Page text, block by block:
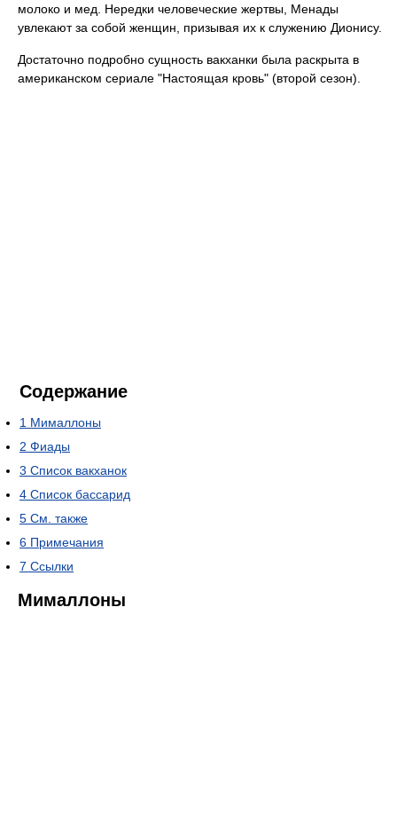
молоко и мед. Нередки человеческие жертвы, Менады
увлекают за собой женщин, призывая их к служению Дионису.
Достаточно подробно сущность вакханки была раскрыта в
американском сериале "Настоящая кровь" (второй сезон).
Содержание
1 Мималлоны
2 Фиады
3 Список вакханок
4 Список бассарид
5 См. также
6 Примечания
7 Ссылки
Мималлоны